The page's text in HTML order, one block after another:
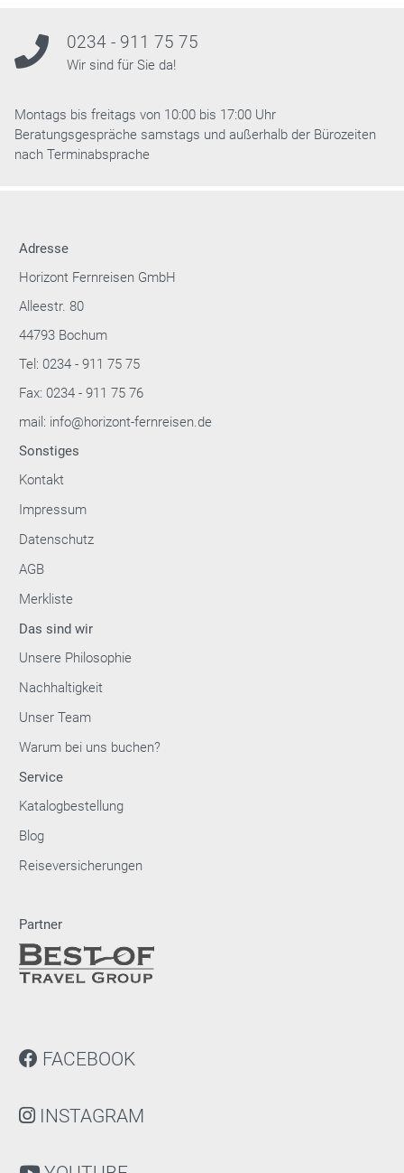
0234 - 911 75 75
Wir sind für Sie da!
Montags bis freitags von 10:00 bis 17:00 Uhr
Beratungsgespräche samstags und außerhalb der Bürozeiten
nach Terminabsprache
Adresse
Horizont Fernreisen GmbH
Alleestr. 80
44793 Bochum
Tel: 0234 - 911 75 75
Fax: 0234 - 911 75 76
mail: info@horizont-fernreisen.de
Sonstiges
Kontakt
Impressum
Datenschutz
AGB
Merkliste
Das sind wir
Unsere Philosophie
Nachhaltigkeit
Unser Team
Warum bei uns buchen?
Service
Katalogbestellung
Blog
Reiseversicherungen
Partner
FACEBOOK
INSTAGRAM